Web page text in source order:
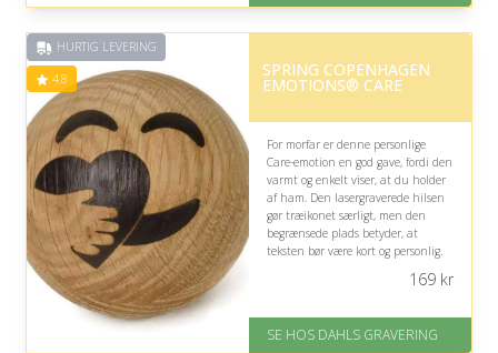
HURTIG LEVERING
4.8 SPRING COPENHAGEN
EMOTIONS® CARE
For morfar er denne personlige
Care-emotion en god gave, fordi den
varmt og enkelt viser, at du holder
af ham. Den lasergraverede hilsen
gør træikonet særligt, men den
begrænsede plads betyder, at
teksten bør være kort og personlig.
på 4.8 ud af 5
169kr
SE HOS DAHLS GRAVERING